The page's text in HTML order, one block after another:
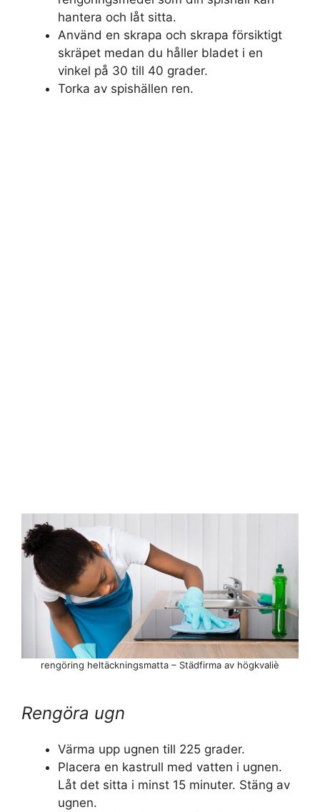
hantera och låt sitta.
Använd en skrapa och skrapa försiktigt
skräpet medan du håller bladet i en
vinkel på 30 till 40 grader.
Torka av spishällen ren.
Rengöra ugn
Värma upp ugnen till 225 grader.
Placera en kastrull med vatten i ugnen.
Låt det sitta i minst 15 minuter. Stäng av
ugnen.
rengöring heltäckningsmatta – Städfirma av högkvaliè